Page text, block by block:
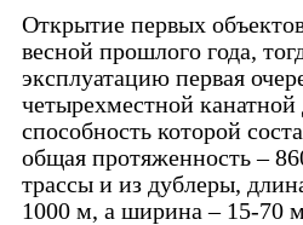
Открытие первых
весной прошлого года,
эксплуатацию первая
четырехместной
способность которой
общая протяженность –
трассы и из дублеры,
1000 м, а ширина – 15-70